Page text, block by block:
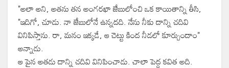
"అలా అని, అతను తన అంగరఖా జేబులోంచి ఒక కాయితాన్ని తీసి,
"ఇదిగో, చూడు. నా జేబులోనే ఉన్నదది. నేను నీకు దాన్ని చదివి
వినిపిస్తాను. రా, మనం ఇక్కడే, ఆ చెట్టు కింద నీడలో కూర్చుందాం"
అన్నాడు.
ఆ పైన అతడు దాన్ని చదివి వినిపించాడు. చాలా పెద్ద కవిత అది.